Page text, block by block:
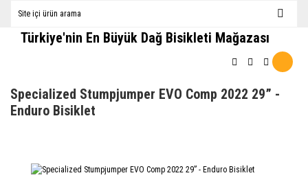
Türkiye'nin En Büyük Dağ Bisikleti Mağazası
Specialized Stumpjumper EVO Comp 2022 29” -
Enduro Bisiklet